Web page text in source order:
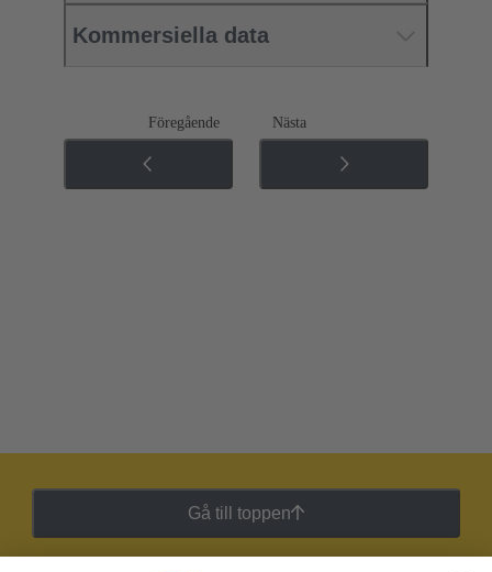
Kommersiella data
Föregående Nästa
Gå till toppen